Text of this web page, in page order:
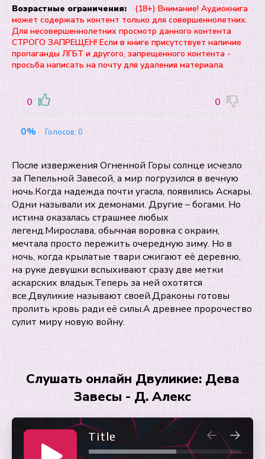
Возрастные ограничения:
(18+) Внимание! Аудиокнига
может содержать контент только для совершеннолетних.
Для несовершеннолетних просмотр данного контента
СТРОГО ЗАПРЕЩЕН! Если в книге присутствует наличие
пропаганды ЛГБТ и другого, запрещенного контента -
просьба написать на почту для удаления материала.
0 0
0% Голосов: 0
После извержения Огненной Горы солнце исчезло
за Пепельной Завесой, а мир погрузился в вечную
ночь.Когда надежда почти угасла, появились Аскары.
Одни называли их демонами. Другие – богами. Но
истина оказалась страшнее любых
легенд.Мирослава, обычная воровка с окраин,
мечтала просто пережить очередную зиму. Но в
ночь, когда крылатые твари сжигают её деревню,
на руке девушки вспыхивают сразу две метки
аскарских владык.Теперь за ней охотятся
все.Двуликие называют своей.Драконы готовы
пролить кровь ради её силы.А древнее пророчество
сулит миру новую войну.
Слушать онлайн Двуликие: Дева
Завесы - Д. Алекс
Title